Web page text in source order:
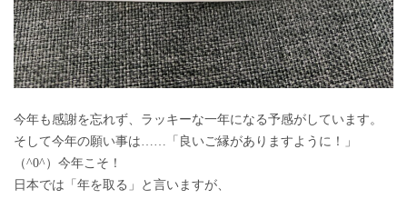
今年も感謝を忘れず、ラッキーな一年になる予感がしています。
そして今年の願い事は……「良いご縁がありますように！」
（^0^）今年こそ！
日本では「年を取る」と言いますが、